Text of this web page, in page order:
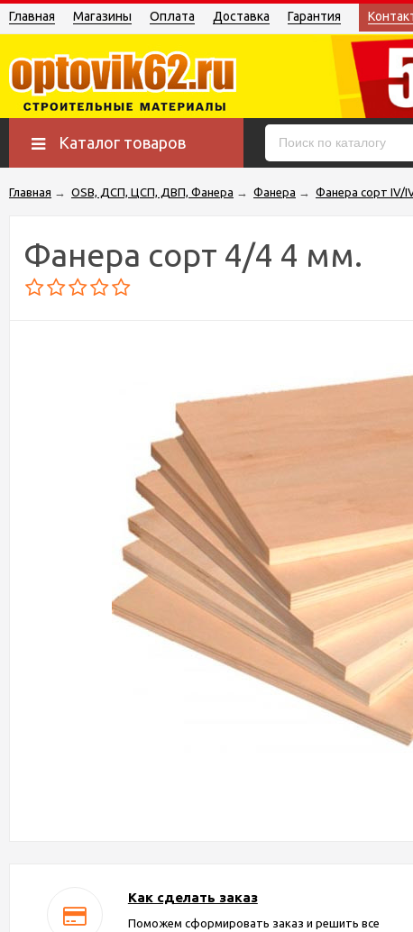
Главная Магазины Оплата Доставка Гарантия
Каталог товаров
Главная → OSB, ДСП, ЦСП, ДВП, Фанера → Фанера → Фанера сорт IV/
Фанера сорт 4/4 4 мм.
Как сделать заказ
Поможем сформировать заказ и решить все